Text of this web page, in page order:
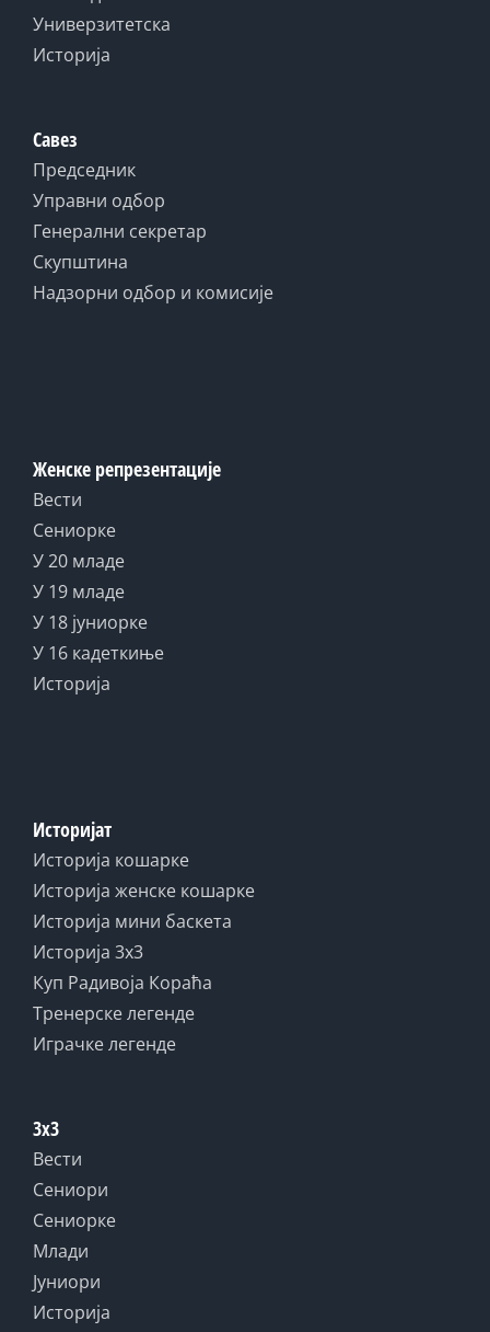
Универзитетска
Историја
Савез
Председник
Управни одбор
Генерални секретар
Скупштина
Надзорни одбор и комисије
Женске репрезентације
Вести
Сениорке
У 20 младе
У 19 младе
У 18 јуниорке
У 16 кадеткиње
Историја
Историјат
Историја кошарке
Историја женске кошарке
Историја мини баскета
Историја 3x3
Куп Радивоја Кораћа
Тренерске легенде
Играчке легенде
3x3
Вести
Сениори
Сениорке
Млади
Јуниори
Историја